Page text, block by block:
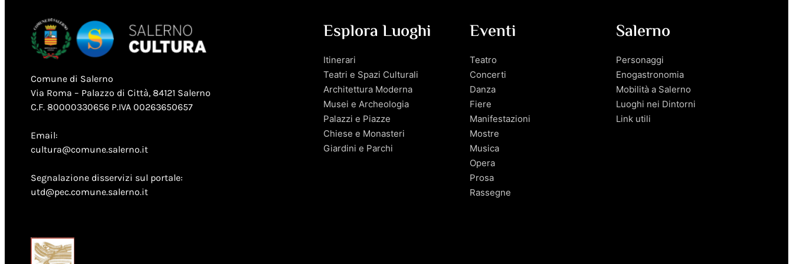
Comune di Salerno
Via Roma – Palazzo di Città, 84121 Salerno
C.F. 80000330656 P.IVA 00263650657
Email:
cultura@comune.salerno.it
Segnalazione disservizi sul portale:
utd@pec.comune.salerno.it
Esplora Luoghi
Itinerari
Teatri e Spazi Culturali
Architettura Moderna
Musei e Archeologia
Palazzi e Piazze
Chiese e Monasteri
Giardini e Parchi
Eventi
Teatro
Concerti
Danza
Fiere
Manifestazioni
Mostre
Musica
Opera
Prosa
Rassegne
Salerno
Personaggi
Enogastronomia
Mobilità a Salerno
Luoghi nei Dintorni
Link utili